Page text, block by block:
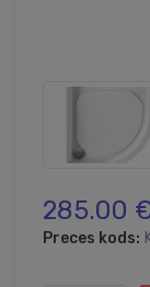
285.00
Preces kods: